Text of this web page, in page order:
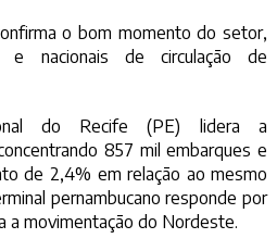
o bom momento do setor,
e nacionais de circulação de
do Recife (PE) lidera a
857 mil embarques e
de 2,4% em relação ao mesmo
pernambucano responde por
a movimentação do Nordeste.